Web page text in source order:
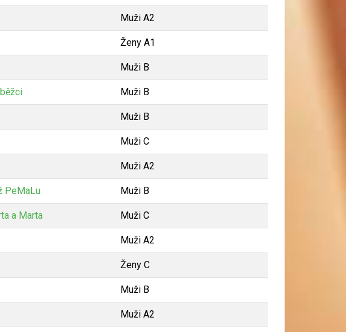
Muži A2
Ženy A1
Muži B
Muži B
Muži B
Muži C
Muži A2
PeMaLu Muži B
a Marta Muži C
Muži A2
Ženy C
Muži B
Muži A2